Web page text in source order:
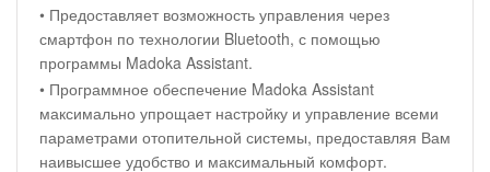
• Предоставляет возможность управления через
смартфон по технологии Bluetooth, с помощью
программы Madoka Assistant.
• Программное обеспечение Madoka Assistant
максимально упрощает настройку и управление всеми
параметрами отопительной системы, предоставляя Вам
наивысшее удобство и максимальный комфорт.